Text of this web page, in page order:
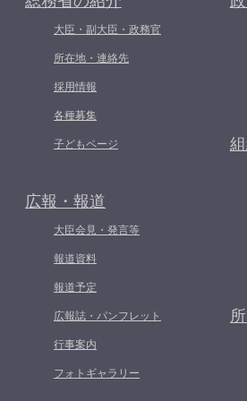
大臣・副大臣・政務官
所在地・連絡先
採用情報
各種募集
子どもページ
広報・報道
大臣会見・発言等
報道資料
報道予定
広報誌・パンフレット
行事案内
フォトギャラリー